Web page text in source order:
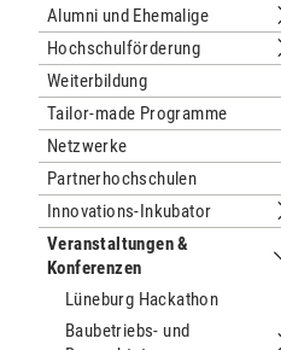
Alumni und Ehemalige
Hochschulförderung
Weiterbildung
Tailor-made Programme
Netzwerke
Partnerhochschulen
Innovations-Inkubator
Veranstaltungen &
Konferenzen
Lüneburg Hackathon
Baubetriebs- und